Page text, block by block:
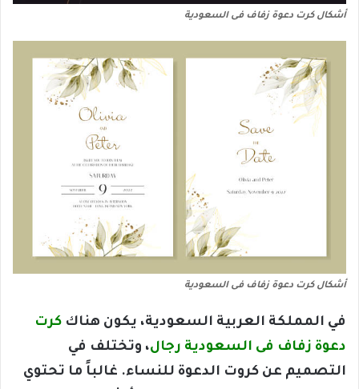
أشكال كرت دعوة زفاف فى السعودية
أشكال كرت دعوة زفاف فى السعودية
في المملكة العربية السعودية، يكون هناك كرت
دعوة زفاف فى السعودية رجال، وتختلف في
التصميم عن كروت الدعوة للنساء. غالباً ما تحتوي